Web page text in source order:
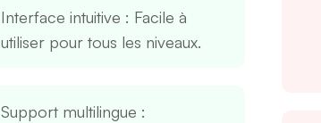
Interface intuitive : Facile à
utiliser pour tous les niveaux.
Support multilingue :